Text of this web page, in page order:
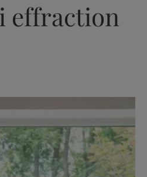
effraction